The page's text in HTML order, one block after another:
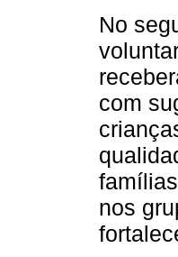
No
com
nos